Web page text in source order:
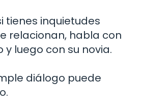
tienes inquietudes
relacionan, habla con
y luego con su novia.
diálogo puede